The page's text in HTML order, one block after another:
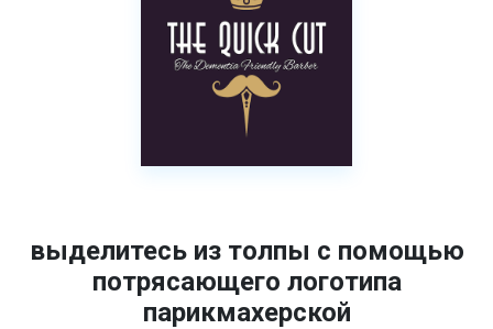
выделитесь из толпы с помощью
потрясающего логотипа
парикмахерской